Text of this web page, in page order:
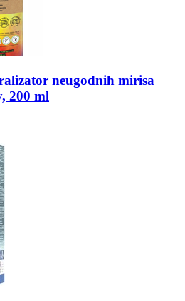
neugodnih mirisa
200 ml